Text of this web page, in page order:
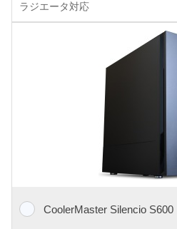
ラジエータ対応
CoolerMaster Silencio S600